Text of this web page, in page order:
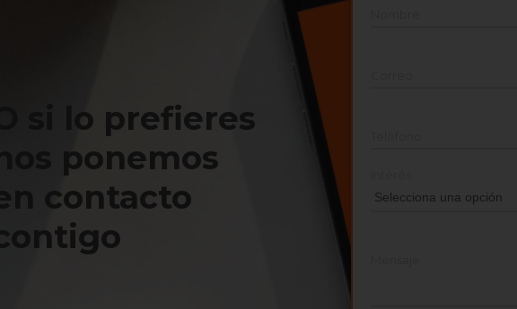
O si lo prefieres
nos ponemos
en contacto
contigo